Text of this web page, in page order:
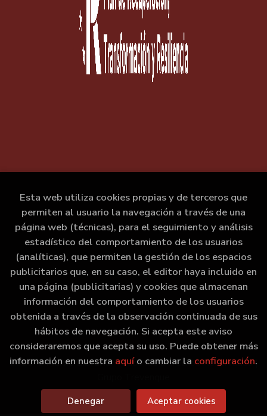
2026 ©Marxe Libraría. Todos los Derechos Reservados |
Esta web utiliza cookies propias y de terceros que
permiten al usuario la navegación a través de una
página web (técnicas), para el seguimiento y análisis
estadístico del comportamiento de los usuarios
(analíticas), que permiten la gestión de los espacios
publicitarios que, en su caso, el editor haya incluido en
una página (publicitarias) y cookies que almacenan
información del comportamiento de los usuarios
obtenida a través de la observación continuada de sus
hábitos de navegación. Si acepta este aviso
consideraremos que acepta su uso. Puede obtener más
información en nuestra aquío cambiar la configuración.
Denegar Aceptar cookies